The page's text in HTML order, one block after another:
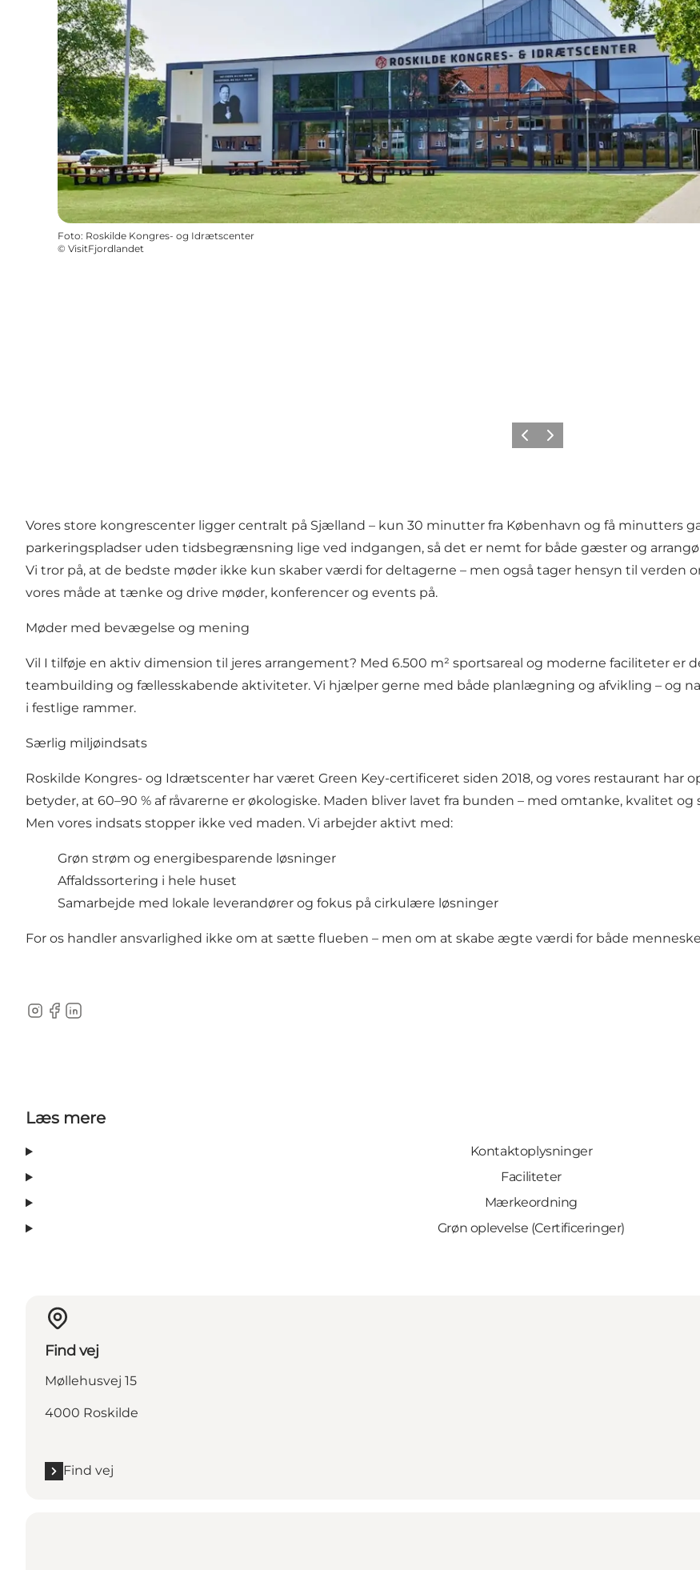
Foto: Roskilde Kongres- og Idrætscenter
© VisitFjordlandet
Forrige billede
Næste billede
Vores store kongrescenter ligger centralt på Sjælland – kun 30 minutter fra København og få minutters
parkeringspladser uden tidsbegrænsning lige ved indgangen, så det er nemt for både gæster og
Vi tror på, at de bedste møder ikke kun skaber værdi for deltagerne – men også tager hensyn til verden
vores måde at tænke og drive møder, konferencer og events på.
Møder med bevægelse og mening
Vil I tilføje en aktiv dimension til jeres arrangement? Med 6.500 m² sportsareal og moderne faciliteter er
teambuilding og fællesskabende aktiviteter. Vi hjælper gerne med både planlægning og afvikling – og
i festlige rammer.
Særlig miljøindsats
Roskilde Kongres- og Idrætscenter har været Green Key-certificeret siden 2018, og vores restaurant har
betyder, at 60–90 % af råvarerne er økologiske. Maden bliver lavet fra bunden – med omtanke, kvalitet
Men vores indsats stopper ikke ved maden. Vi arbejder aktivt med:
Grøn strøm og energibesparende løsninger
Affaldssortering i hele huset
Samarbejde med lokale leverandører og fokus på cirkulære løsninger
For os handler ansvarlighed ikke om at sætte flueben – men om at skabe ægte værdi for både
Instagram
Facebook
LinkedIn
Læs mere
Kontaktoplysninger
Faciliteter
Mærkeordning
Grøn oplevelse (Certificeringer)
Find vej
Møllehusvej 15
4000 Roskilde
Find vej